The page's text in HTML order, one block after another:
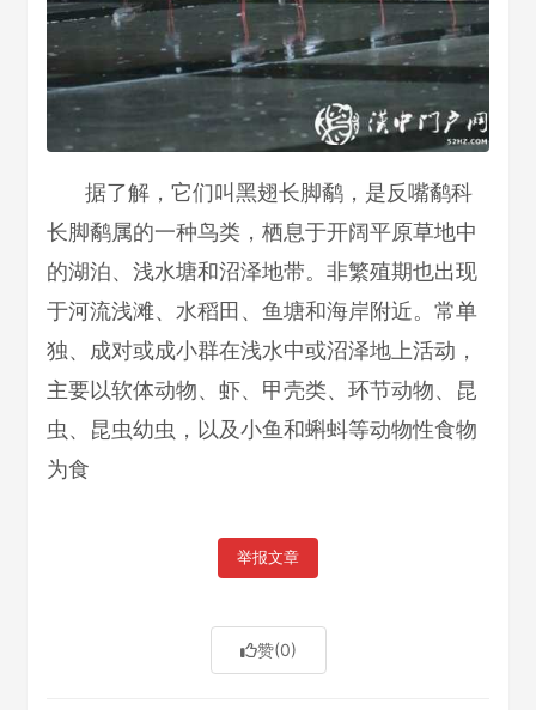
据了解，它们叫黑翅长脚鹬，是反嘴鹬科
长脚鹬属的一种鸟类，栖息于开阔平原草地中
的湖泊、浅水塘和沼泽地带。非繁殖期也出现
于河流浅滩、水稻田、鱼塘和海岸附近。常单
独、成对或成小群在浅水中或沼泽地上活动，
主要以软体动物、虾、甲壳类、环节动物、昆
虫、昆虫幼虫，以及小鱼和蝌蚪等动物性食物
为食
举报文章
赞(0)